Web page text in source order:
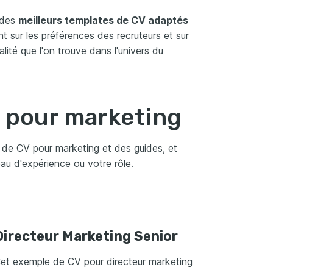
meilleurs templates de CV adaptés
sur les préférences des recruteurs et sur
que l'on trouve dans l'univers du
pour marketing
CV pour marketing et des guides, et
d'expérience ou votre rôle.
Marketing Senior
exemple de CV pour directeur marketing